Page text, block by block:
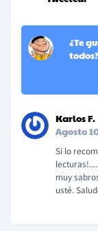
¿Te
Karlos F.
Agosto
Si lo
muy
usté.